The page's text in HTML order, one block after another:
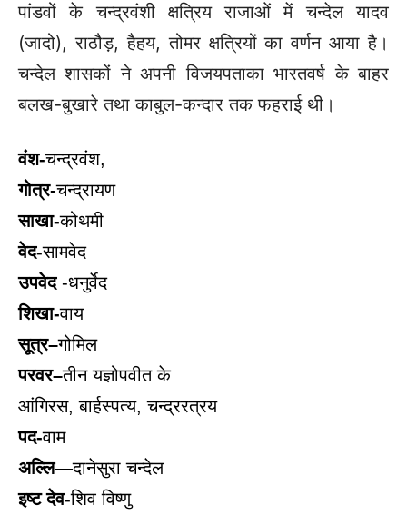
पांडवों के चन्द्रवंशी क्षत्रिय राजाओं में चन्देल यादव
(जादो), राठौड़, हैहय, तोमर क्षत्रियों का वर्णन आया है।
चन्देल शासकों ने अपनी विजयपताका भारतवर्ष के बाहर
बलख-बुखारे तथा काबुल-कन्दार तक फहराई थी।
वंश-चन्द्रवंश,
गोत्र-चन्द्रायण
साखा-कोथमी
वेद-सामवेद
उपवेद-धनुर्वेद
शिखा-वाय
सूत्र–गोमिल
परवर–तीन यज्ञोपवीत के
आंगिरस, बार्हस्पत्य,चन्द्ररत्रय
पद-वाम
अल्लि—दानेसुरा चन्देल
इष्ट देव-शिव विष्णु